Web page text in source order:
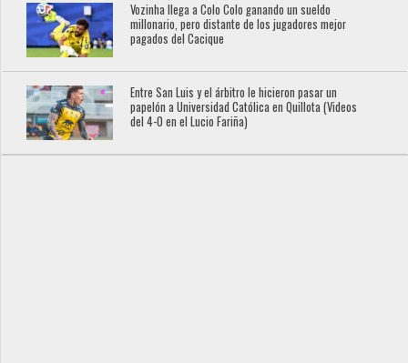
Vozinha llega a Colo Colo ganando un sueldo
millonario, pero distante de los jugadores mejor
pagados del Cacique
Entre San Luis y el árbitro le hicieron pasar un
papelón a Universidad Católica en Quillota (Videos
del 4-0 en el Lucio Fariña)